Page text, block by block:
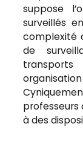
suppose
surveillés
complexité
de
professeurs
à des